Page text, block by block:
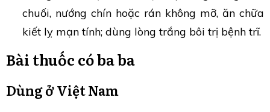
chuối, nướng chín hoặc rán không mỡ, ăn chữa
kiết lỵ mạn tính; dùng lòng trắng bôi trị bệnh trĩ.
Bài thuốc có ba ba
Dùng ở Việt Nam